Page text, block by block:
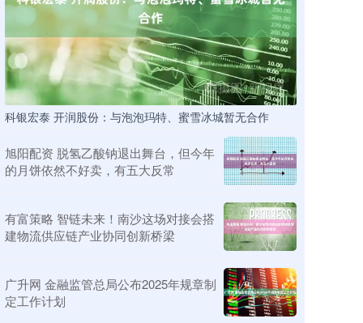
科银宏泰 开润股份：与泡泡玛特、蜜雪冰城暂无合作
旭阳配资 脱氢乙酸钠退出舞台，但今年
的月饼依然不好卖，有五大反常
有富策略 智链未来！南沙这场对接会搭
建物流供应链产业协同创新桥梁
广升网 金融监管总局公布2025年规章制
定工作计划